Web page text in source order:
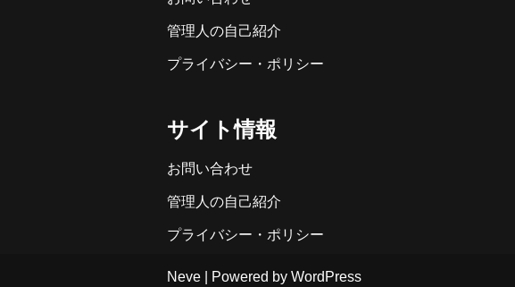
管理人の自己紹介
プライバシー・ポリシー
サイト情報
お問い合わせ
管理人の自己紹介
プライバシー・ポリシー
Neve | Powered by WordPress